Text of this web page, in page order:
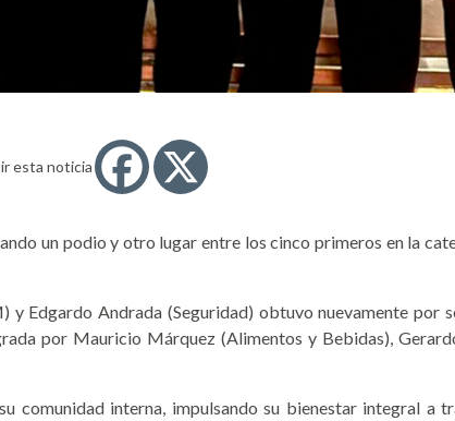
esta noticia
un podio y otro lugar entre los cinco primeros en la
Edgardo Andrada (Seguridad) obtuvo nuevamente por
por Mauricio Márquez (Alimentos y Bebidas),
comunidad interna, impulsando su bienestar integral a